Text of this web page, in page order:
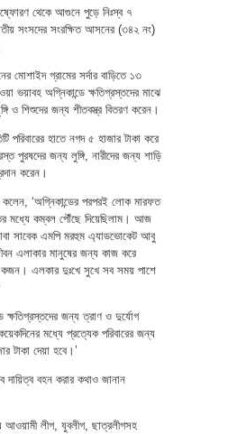
বিষ্ফোরণ থেকে আগুনে পুড়ে নিঃস্ব ৭
সংসদের সংরক্ষিত আসনের (৩৪২ নং)
মোশাইদ গ্রামের সর্দার বাড়িতে ১৩
ভয়াবহ অগ্নিকান্ডে ক্ষতিগ্রস্তদের মাঝে
ও শিশুদের জন্য শীতবস্ত্র বিতরণ করেন।
পরিবারের হাতে নগদ ৫ হাজার টাকা করে
পুরষদের জন্য লুঙ্গি, নারীদের জন্য শাড়ি
করেন।
‘অগ্নিকান্ডের পরপরই লোক মারফত
মধ্যে কম্বল পৌঁছে দিয়েছিলাম। আজ
সাবেক এমপি মরহুম এ্যাডভোকেট আবু
এলাকার মানুষের জন্য কাজ করে
এলকার দুঃখে সুখে সব সময় পাশে
ক্ষতিগ্রস্তদের জন্য ত্রাণ ও দুর্যোগ
মধ্যে প্রত্যেক পরিবারের জন্য
টাকা দেয়া হবে।’
দায়িত্ব বহন করার কথাও জানান
আওয়ামী লীগ, যুবলীগ, ছাত্রলীগসহ